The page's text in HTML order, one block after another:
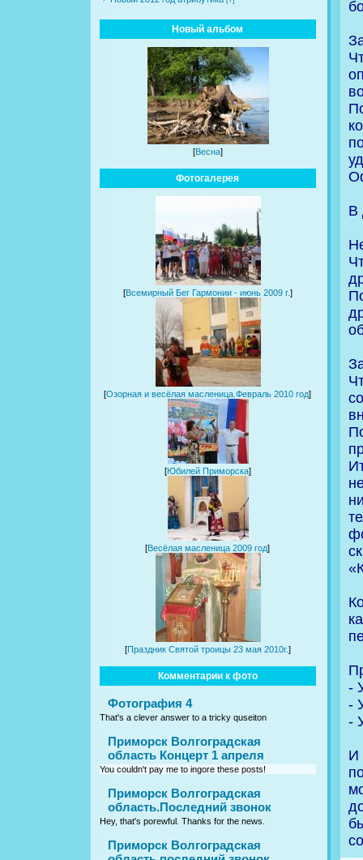
Новый альбом
[Весна]
Фотогалерея
[Всемирный Бег Гармонии - июнь 2009 г.]
[Озорная и весёлая масленица.Февраль 2010 год]
[Юбилей Приморска]
[Весёлая масленица 2009 год]
[Праздник Святой троицы 23 мая 2010г.]
Комментарии к фото
Фотография 4
That's a clever answer to a tricky quseiton
Приморск Волгоградская
область Концерт 1 апреля
You couldn't pay me to ingore these posts!
Приморск Волгоградская
область.Последний звонок
Hey, that's porewful. Thanks for the news.
Приморск Волгоградская
В
-
-
-
И